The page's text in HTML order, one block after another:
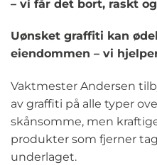
– vi får det bort, raskt
Uønsket graffiti kan
eiendommen – vi
Vaktmester Andersen
av graffiti på alle typer
skånsomme, men
produkter som fjerner
underlaget.